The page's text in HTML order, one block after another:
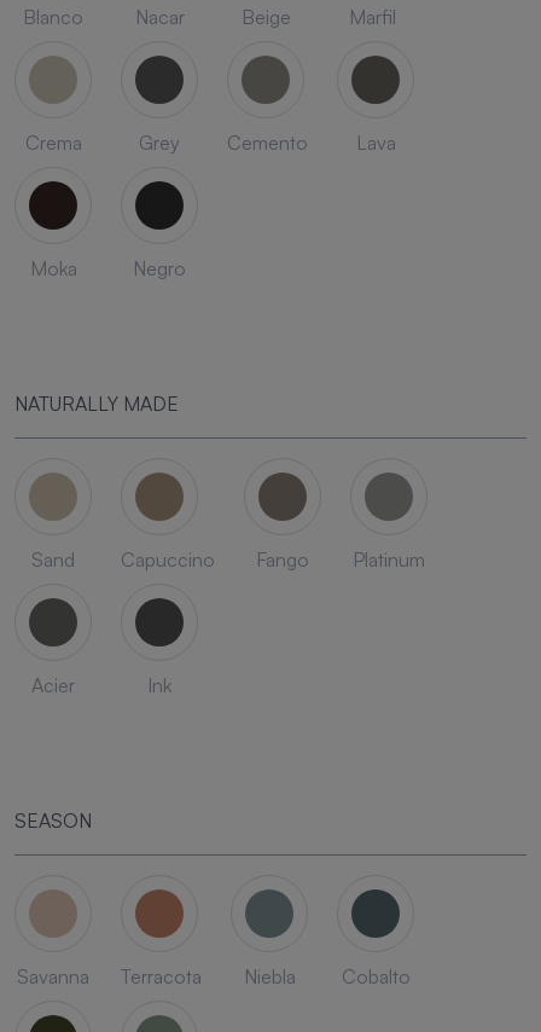
Blanco Nacar Beige Marfil
Crema Grey Cemento Lava
Moka Negro
NATURALLY MADE
Sand Capuccino Fango Platinum
Acier Ink
SEASON
Savanna Terracota Niebla Cobalto